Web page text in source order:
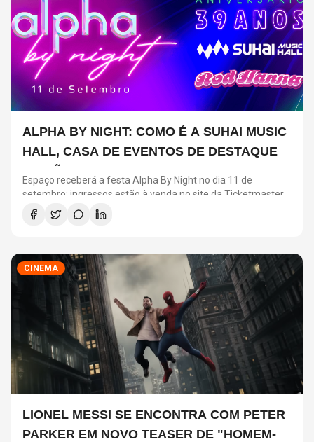
ALPHA BY NIGHT: COMO É A SUHAI MUSIC
HALL, CASA DE EVENTOS DE DESTAQUE
EM SÃO PAULO?
Espaço receberá a festa Alpha By Night no dia 11 de
setembro; ingressos estão à venda no site da Ticketmaster
Brasil
CINEMA
LIONEL MESSI SE ENCONTRA COM PETER
PARKER EM NOVO TEASER DE "HOMEM-